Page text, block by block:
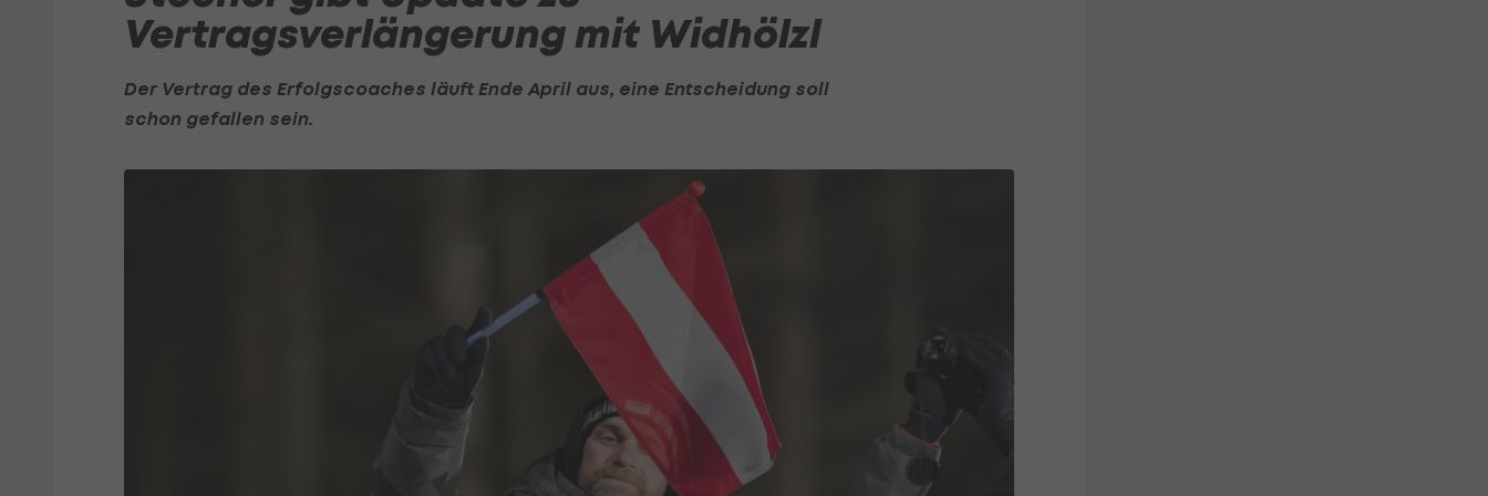
Vertragsverlängerung mit Widhölzl
Der Vertrag des Erfolgscoaches läuft Ende April aus, eine Entscheidung soll
schon gefallen sein.